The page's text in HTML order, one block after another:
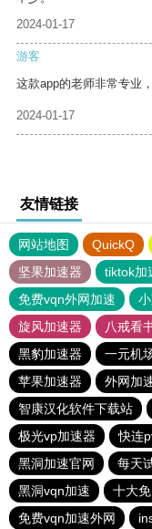
2024-01-17
游客
这款app的老师非常专业
2024-01-17
友情链接
网站地图 QuickQ
坚果加速器
tiktok加
免费vqn外网加速
旋风加速器
八戒看
黑豹加速器
一元机
苹果加速器
外网加
智康汉化软件下载站
极光vp加速器
快连
黑洞加速官网
每天
黑洞vqn加速
十大
免费vqn加速外网